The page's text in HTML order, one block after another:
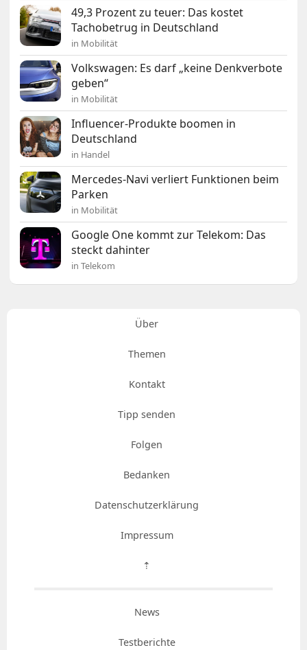
49,3 Prozent zu teuer: Das kostet
Tachobetrug in Deutschland
in Mobilität
Volkswagen: Es darf „keine Denkverbote
geben“
in Mobilität
Influencer-Produkte boomen in
Deutschland
in Handel
Mercedes-Navi verliert Funktionen beim
Parken
in Mobilität
Google One kommt zur Telekom: Das
steckt dahinter
in Telekom
Über
Themen
Kontakt
Tipp senden
Folgen
Bedanken
Datenschutzerklärung
Impressum
⇡
News
Testberichte